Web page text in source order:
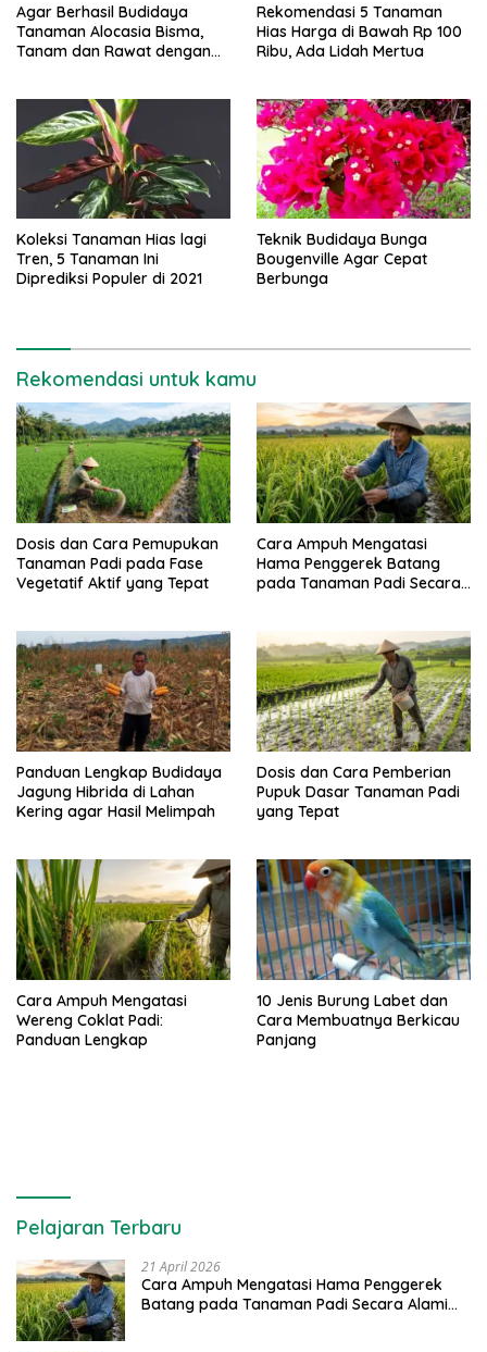
Agar Berhasil Budidaya
Tanaman Alocasia Bisma,
Tanam dan Rawat dengan
Rekomendasi 5 Tanaman
Hias Harga di Bawah Rp 100
Ribu, Ada Lidah Mertua
Koleksi Tanaman Hias lagi
Tren, 5 Tanaman Ini
Diprediksi Populer di 2021
Teknik Budidaya Bunga
Bougenville Agar Cepat
Berbunga
Rekomendasi untuk kamu
Dosis dan Cara Pemupukan
Tanaman Padi pada Fase
Vegetatif Aktif yang Tepat
Cara Ampuh Mengatasi
Hama Penggerek Batang
pada Tanaman Padi Secara
Panduan Lengkap Budidaya
Jagung Hibrida di Lahan
Kering agar Hasil Melimpah
Dosis dan Cara Pemberian
Pupuk Dasar Tanaman Padi
yang Tepat
Cara Ampuh Mengatasi
Wereng Coklat Padi:
Panduan Lengkap
10 Jenis Burung Labet dan
Cara Membuatnya Berkicau
Panjang
Pelajaran Terbaru
21 April 2026
Cara Ampuh Mengatasi Hama Penggerek
Batang pada Tanaman Padi Secara Alami